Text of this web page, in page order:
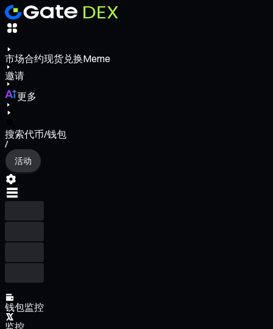
市场合约现货兑换Meme
邀请
更多
搜索代币/钱包
/
活动
钱包监控